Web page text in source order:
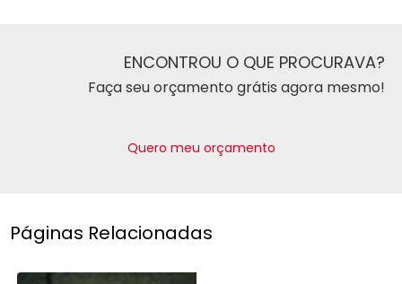
ENCONTROU O QUE PROCURAVA?
Faça seu orçamento grátis agora mesmo!
Quero meu orçamento
Páginas Relacionadas